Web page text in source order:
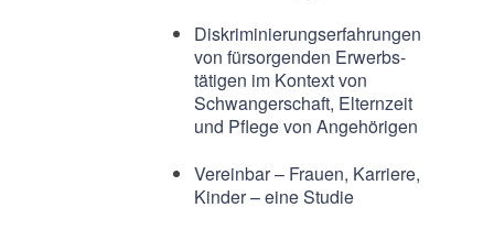
Diskriminierungserfahrungen
von fürsorgenden Erwerbs-
tätigen im Kontext von
Schwangerschaft, Elternzeit
und Pflege von Angehörigen
Vereinbar – Frauen, Karriere,
Kinder – eine Studie